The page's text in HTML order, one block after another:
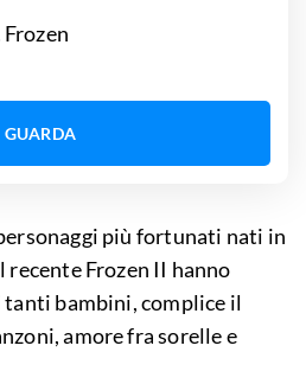
GUARDA
più fortunati nati in
recente Frozen II hanno
bambini, complice il
amore fra sorelle e